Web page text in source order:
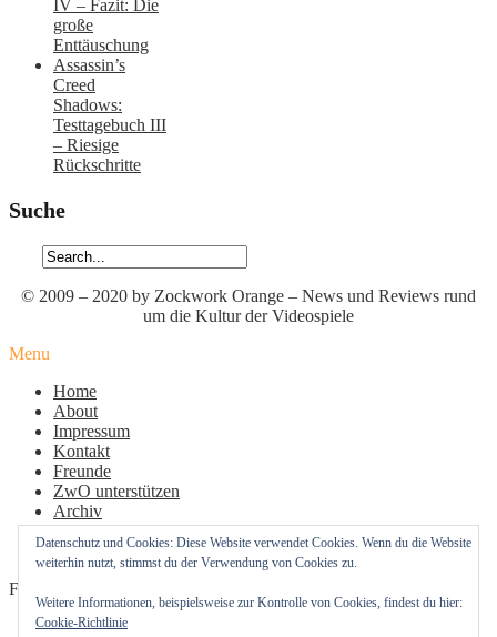
IV – Fazit: Die
große
Enttäuschung
Assassin’s
Creed
Shadows:
Testtagebuch III
– Riesige
Rückschritte
Suche
© 2009 – 2020 by Zockwork Orange – News und Reviews rund
um die Kultur der Videospiele
Menu
Home
About
Impressum
Kontakt
Freunde
ZwO unterstützen
Archiv
Datenschutz
Cookie-Richtlinie (EU)
Follow Us
ProfilProfilProfil
Datenschutz und Cookies: Diese Website verwendet Cookies. Wenn du die Website
weiterhin nutzt, stimmst du der Verwendung von Cookies zu.
Weitere Informationen, beispielsweise zur Kontrolle von Cookies, findest du hier:
Cookie-Richtlinie